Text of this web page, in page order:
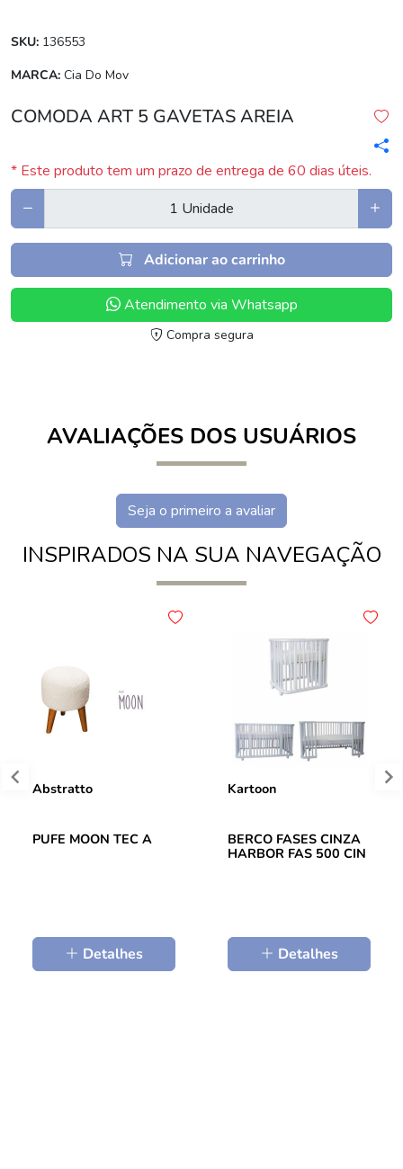
SKU: 136553
MARCA: Cia Do Mov
COMODA ART 5 GAVETAS AREIA
* Este produto tem um prazo de entrega de 60 dias úteis.
Adicionar ao carrinho
Atendimento via Whatsapp
Compra segura
AVALIAÇÕES DOS USUÁRIOS
Seja o primeiro a avaliar
INSPIRADOS NA SUA NAVEGAÇÃO
Abstratto
PUFE MOON TEC A
Detalhes
Kartoon
BERCO FASES CINZA
HARBOR FAS 500 CIN
Detalhes